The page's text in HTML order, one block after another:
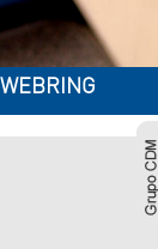
WEBRING